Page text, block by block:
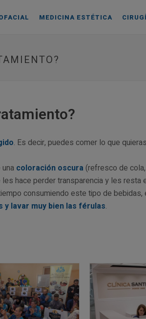
MEDICINA ESTÉTICA
. Es decir, puedes comer lo que
coloración oscura (refresco de
hace perder transparencia y les resta
consumiendo este tipo de
lavar muy bien las férulas.